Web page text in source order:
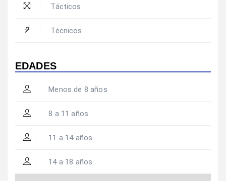
Tácticos
Técnicos
EDADES
Menos de 8 años
8 a 11 años
11 a 14 años
14 a 18 años